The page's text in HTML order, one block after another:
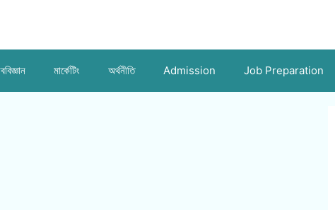
মার্কেটিং অর্থনীতি Admission Job Preparation